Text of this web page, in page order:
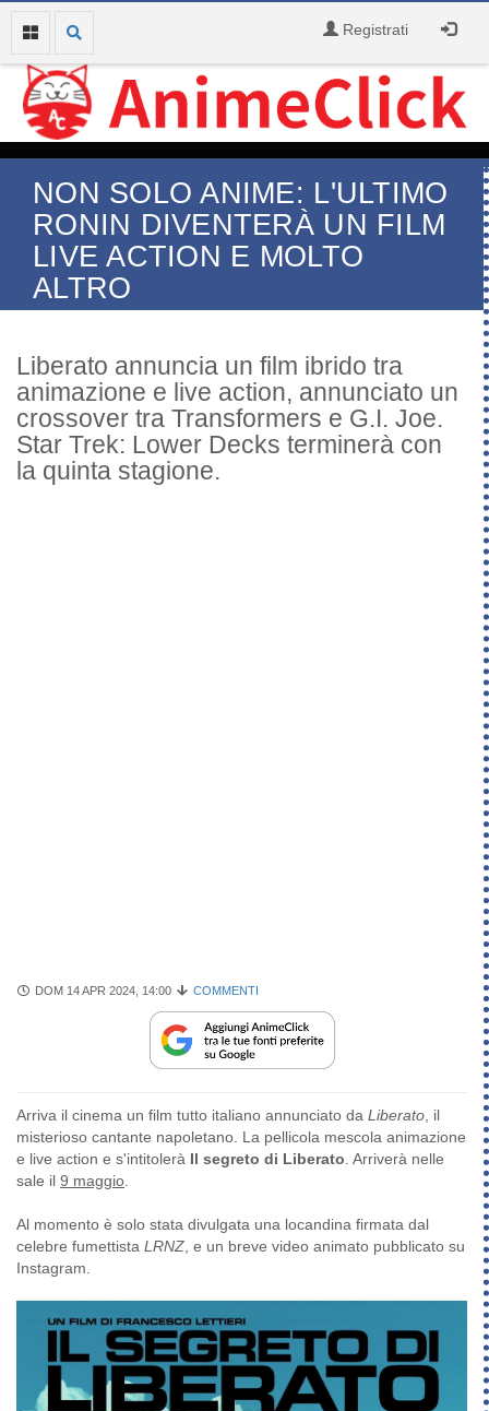
Registrati
NON SOLO ANIME: L'ULTIMO
RONIN DIVENTERÀ UN FILM
LIVE ACTION E MOLTO
ALTRO
Liberato annuncia un film ibrido tra
animazione e live action, annunciato un
crossover tra Transformers e G.I. Joe.
Star Trek: Lower Decks terminerà con
la quinta stagione.
DOM 14 APR 2024, 14:00 COMMENTI
Arriva il cinema un film tutto italiano annunciato da Liberato, il
misterioso cantante napoletano. La pellicola mescola animazione
e live action e s'intitolerà Il segreto di Liberato. Arriverà nelle
sale il 9 maggio.
Al momento è solo stata divulgata una locandina firmata dal
celebre fumettista LRNZ, e un breve video animato pubblicato su
Instagram.